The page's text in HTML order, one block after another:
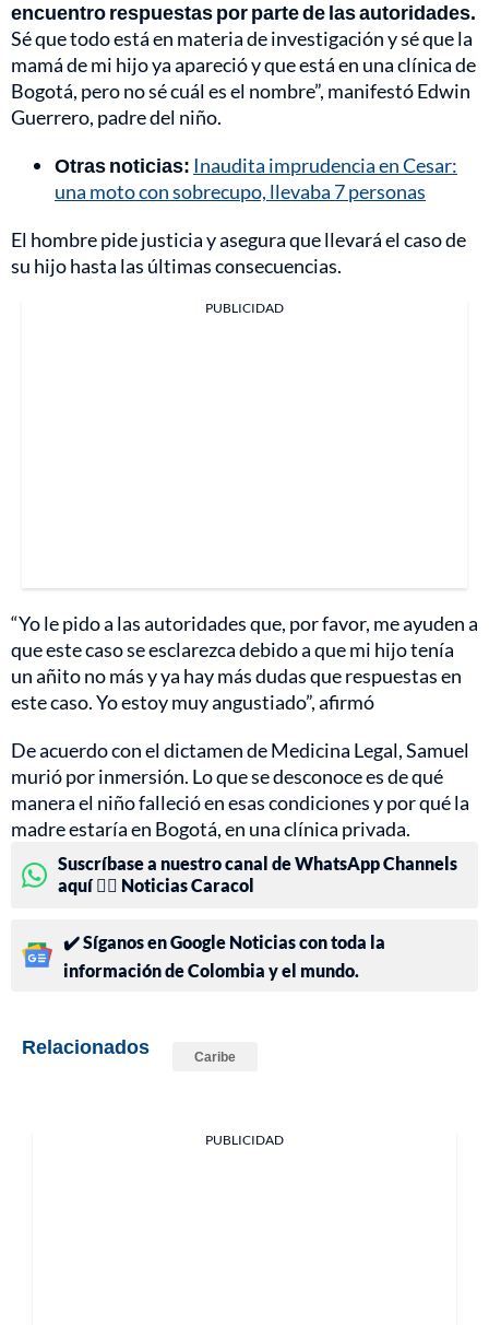
encuentro respuestas por parte de las autoridades.
Sé que todo está en materia de investigación y sé que la
mamá de mi hijo ya apareció y que está en una clínica de
Bogotá, pero no sé cuál es el nombre”, manifestó Edwin
Guerrero, padre del niño.
Otras noticias: Inaudita imprudencia en Cesar:
una moto con sobrecupo, llevaba 7 personas
El hombre pide justicia y asegura que llevará el caso de
su hijo hasta las últimas consecuencias.
PUBLICIDAD
“Yo le pido a las autoridades que, por favor, me ayuden a
que este caso se esclarezca debido a que mi hijo tenía
un añito no más y ya hay más dudas que respuestas en
este caso. Yo estoy muy angustiado”, afirmó
De acuerdo con el dictamen de Medicina Legal, Samuel
murió por inmersión. Lo que se desconoce es de qué
manera el niño falleció en esas condiciones y por qué la
madre estaría en Bogotá, en una clínica privada.
Suscríbase a nuestro canal de WhatsApp Channels
aquí 👉🏻 Noticias Caracol
✔️ Síganos en Google Noticias con toda la
información de Colombia y el mundo.
Relacionados Caribe
PUBLICIDAD